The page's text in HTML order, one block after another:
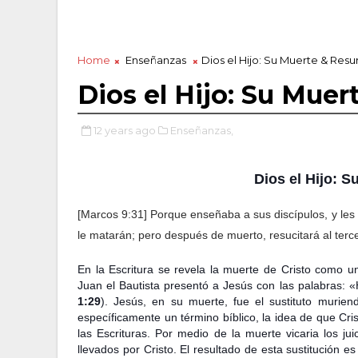
Home Enseñanzas Dios el Hijo: Su Muerte &
Dios el Hijo: Su
12 years ago Enseñanzas,
Dios el Hijo:
[Marcos 9:31] Porque enseñaba a sus discípulos, y
le matarán; pero después de muerto, resucitará al
En la Escritura se revela la muerte de Cristo como
Juan el Bautista presentó a Jesús con las palabras:
1:29). Jesús, en su muerte, fue el sustituto
específicamente un término bíblico, la idea de que
las Escrituras. Por medio de la muerte vicaria los
llevados por Cristo. El resultado de esta sustitución